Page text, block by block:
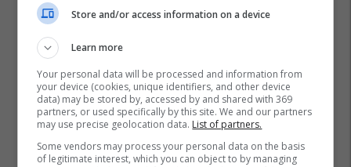
Store and/or access information on a device
Learn more
Your personal data will be processed and information from
your device (cookies, unique identifiers, and other device
data) may be stored by, accessed by and shared with 369
partners, or used specifically by this site. We and our partners
may use precise geolocation data. List of partners.
Some vendors may process your personal data on the basis
of legitimate interest, which you can object to by managing